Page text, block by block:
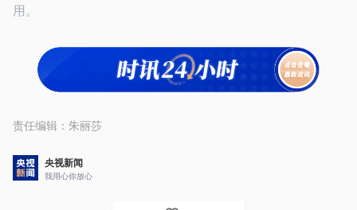
用。
责任编辑： 朱丽莎
央视新闻
我用心你放心